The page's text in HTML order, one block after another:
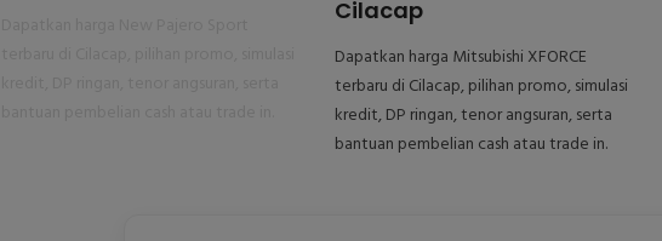
Cilacap
Dapatkan harga Mitsubishi XFORCE
terbaru di Cilacap, pilihan promo, simulasi
kredit, DP ringan, tenor angsuran, serta
bantuan pembelian cash atau trade in.